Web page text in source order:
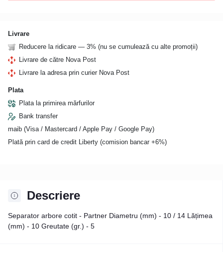
Livrare
Reducere la ridicare — 3% (nu se cumulează cu alte promoții)
Livrare de către Nova Post
Livrare la adresa prin curier Nova Post
Plata
Plata la primirea mărfurilor
Bank transfer
maib (Visa / Mastercard / Apple Pay / Google Pay)
Plată prin card de credit Liberty (comision bancar +6%)
Descriere
Separator arbore cotit - Partner Diametru (mm) - 10 / 14 Lățimea
(mm) - 10 Greutate (gr.) - 5